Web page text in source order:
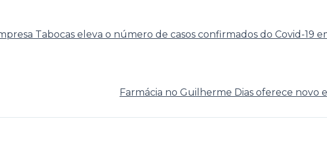
Tabocas eleva o número de casos confirmados do Covid-19
Farmácia no Guilherme Dias oferece